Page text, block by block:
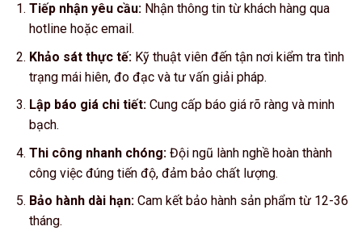
Tiếp nhận yêu cầu:Nhận thông tin từ khách hàng qua
hotline hoặc email.
Khảo sát thực tế:Kỹ thuật viên đến tận nơi kiểm tra tình
trạng mái hiên, đo đạc và tư vấn giải pháp.
Lập báo giá chi tiết:Cung cấp báo giá rõ ràng và minh
bạch.
Thi công nhanh chóng:Đội ngũ lành nghề hoàn thành
công việc đúng tiến độ, đảm bảo chất lượng.
Bảo hành dài hạn:Cam kết bảo hành sản phẩm từ 12-36
tháng.